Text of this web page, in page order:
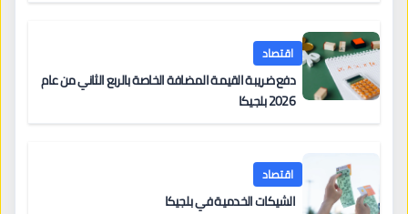
اقتصاد
دفع ضريبة القيمة المضافة الخاصة بالربع الثاني من عام
2026 بلجيكا
اقتصاد
الشيكات الخدمية في بلجيكا